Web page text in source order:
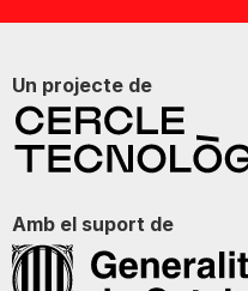
Un projecte de
Amb el suport de